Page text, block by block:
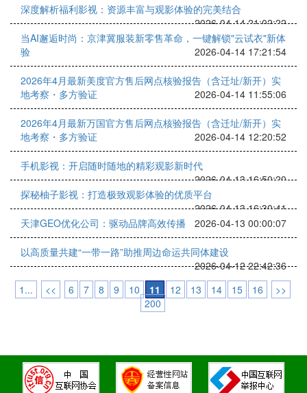
深度解析福利影视：资源丰富与观影体验的完美结合
2026-04-14 21:02:22
当AI邂逅时尚：京津冀服装新零售革命，一键解锁"云试衣"新体
验
2026-04-14 17:21:54
2026年4月最新美度官方售后网点核验报告（含迁址/新开）实
地考察・多方验证
2026-04-14 11:55:06
2026年4月最新万国官方售后网点核验报告（含迁址/新开）实
地考察・多方验证
2026-04-14 12:20:52
手机影视：开启随时随地的精彩观影新时代
2026-04-13 16:50:20
探秘柚子影视：打造极致观影体验的优质平台
2026-04-13 16:30:41
天津GEO优化公司：驱动品牌高效传播
2026-04-13 00:00:07
以高质量共建“一带一路”助推周边命运共同体建设
2026-04-12 22:42:36
1...
<< 6 7 8 9 10 11 12 13 14 15 16
>>
200